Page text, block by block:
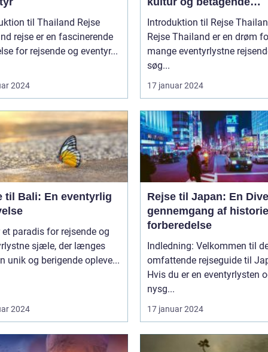
til Thailand Rejse
rejse er en fascinerende
for rejsende og eventyr...
2024
skønhed
Introduktion til Rejse
Rejse Thailand er en drøm
mange eventyrlystne
søg...
17 januar 2024
til Bali: En eventyrlig
et paradis for rejsende og
sjæle, der længes
unik og berigende opleve...
2024
Rejse til Japan: En
gennemgang af
forberedelse
Indledning: Velkommen til
omfattende rejseguide til
Hvis du er en eventyrlysten
nysg...
17 januar 2024